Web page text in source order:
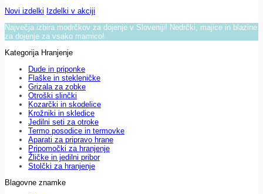
Novi izdelki Izdelki v akciji
Največja izbira modrčkov za dojenje v Sloveniji! Nedrčki, majice in blazine
za dojenje za vsako mamico!
Kategorija Hranjenje
Dude in priponke
Flaške in stekleničke
Grizala za zobke
Otroški slinčki
Kozarčki in skodelice
Krožniki in skledice
Jedilni seti za otroke
Termo posodice in termovke
Aparati za pripravo hrane
Pripomočki za hranjenje
Žličke in jedilni pribor
Stolčki za hranjenje
Blagovne znamke